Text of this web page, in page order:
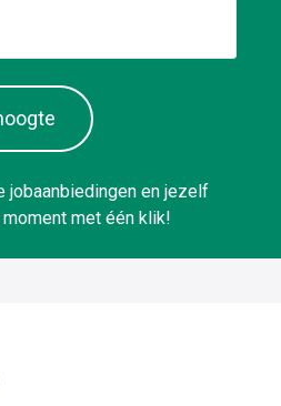
jobaanbiedingen en jezelf
met één klik!